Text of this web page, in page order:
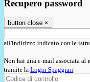
Recupero password
button close ×
all'indirizzo indicato con le
Non hai una e-mail associata al
tramite la Login Spaggiari